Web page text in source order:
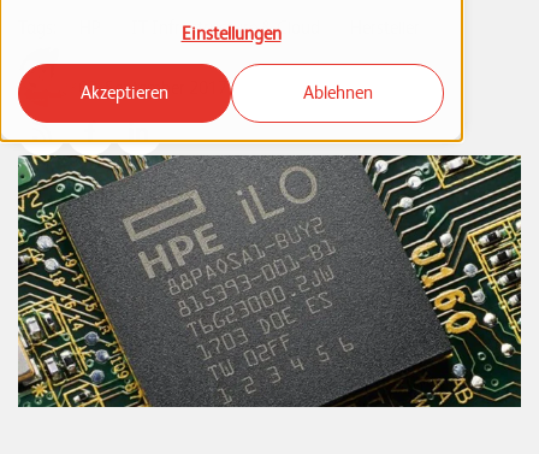
Einstellungen
Akzeptieren Ablehnen
P
o
r
t
f
o
l
i
o
IT Infrastructure & Cloud
Leuchter IT Solutions
03. September 2017